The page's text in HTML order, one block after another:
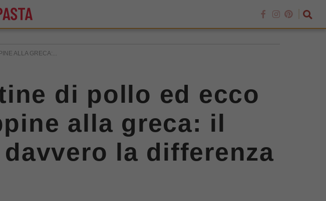
ALLA GRECA:...
di pollo ed ecco
alla greca: il
la differenza